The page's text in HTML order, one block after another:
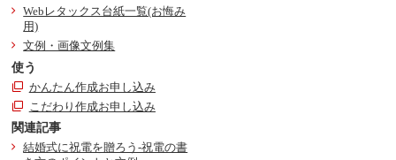
Webレタックス台紙一覧(お悔み
用)
文例・画像文例集
使う
かんたん作成お申し込み
こだわり作成お申し込み
関連記事
結婚式に祝電を贈ろう-祝電の書